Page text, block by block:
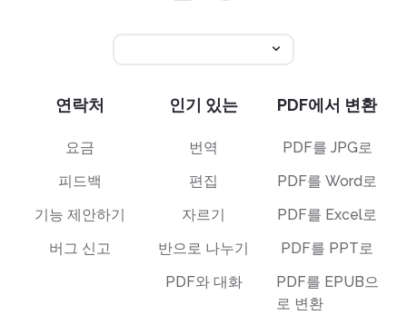
연락처
요금
피드백
기능 제안하기
버그 신고
인기 있는
번역
편집
자르기
반으로 나누기
PDF와 대화
PDF에서 변환
PDF를 JPG로
PDF를 Word로
PDF를 Excel로
PDF를 PPT로
PDF를 EPUB으
로 변환